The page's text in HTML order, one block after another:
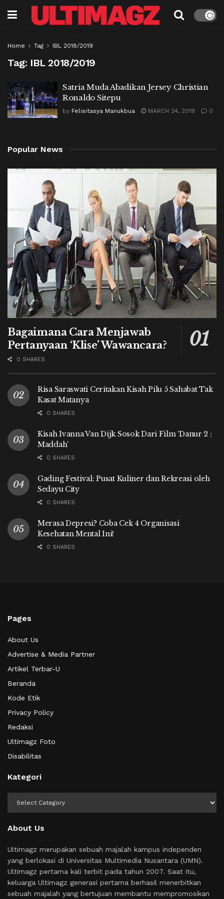
Home Tag IBL 2018/2019
Tag: IBL 2018/2019
Satria Muda Abadikan Jersey Christian
Ronaldo Sitepu
by Felisitasya Manukbua MARCH 24, 2019 0
Popular News
Bagaimana Cara Menjawab
Pertanyaan ‘Klise’ Wawancara?
0 SHARES
Risa Saraswati Ceritakan Kisah Pilu 5 Sahabat Tak
Kasat Matanya
0 SHARES
Kisah Ivanna Van Dijk Sosok Dari Film ‘Danur 2 :
Maddah’
0 SHARES
Gading Festival: Pusat Kuliner dan Rekreasi oleh
Sedayu City
0 SHARES
Merasa Depresi? Coba Cek 4 Organisasi
Kesehatan Mental Ini!
0 SHARES
Pages
About Us
Advertise & Media Partner
Artikel Terbar-U
Beranda
Kode Etik
Privacy Policy
Redaksi
Ultimagz Foto
Disabilitas
Kategori
About Us
Ultimagz merupakan sebuah majalah kampus independen
yang berlokasi di Universitas Multimedia Nusantara (UMN).
Ultimagz pertama kali terbit pada tahun 2007. Saat itu,
keluarga Ultimagz generasi pertama berhasil menerbitkan
sebuah majalah yang bertujuan membantu mempromosikan